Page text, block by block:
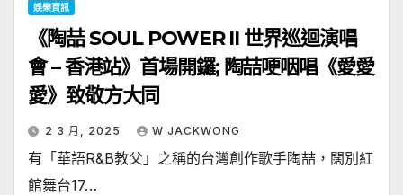
娛樂資訊
《陶喆 SOUL POWER II 世界巡迴演唱
會 – 香港站》首場開鑼; 陶喆哽咽唱《愛愛
愛》致敬方大同
2 3 月, 2025 W JACKWONG
有「華語R&B教父」之稱的台灣創作歌手陶喆，闊別紅
館舞台17…